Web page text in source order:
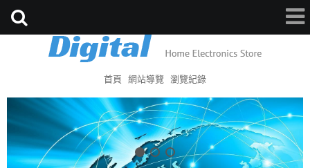
首頁 網站導覽 瀏覽紀錄